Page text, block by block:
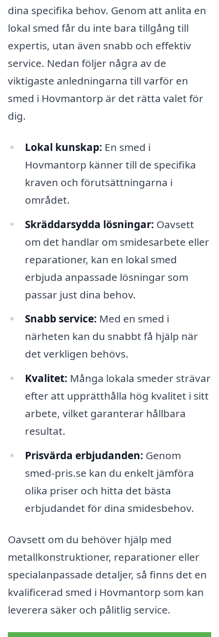
dina specifika behov. Genom att anlita en
lokal smed får du inte bara tillgång till
expertis, utan även snabb och effektiv
service. Nedan följer några av de
viktigaste anledningarna till varför en
smed i Hovmantorp är det rätta valet för
dig.
Lokal kunskap: En smed i
Hovmantorp känner till de specifika
kraven och förutsättningarna i
området.
Skräddarsydda lösningar: Oavsett
om det handlar om smidesarbete eller
reparationer, kan en lokal smed
erbjuda anpassade lösningar som
passar just dina behov.
Snabb service: Med en smed i
närheten kan du snabbt få hjälp när
det verkligen behövs.
Kvalitet: Många lokala smeder strävar
efter att upprätthålla hög kvalitet i sitt
arbete, vilket garanterar hållbara
resultat.
Prisvärda erbjudanden: Genom
smed-pris.se kan du enkelt jämföra
olika priser och hitta det bästa
erbjudandet för dina smidesbehov.
Oavsett om du behöver hjälp med
metallkonstruktioner, reparationer eller
specialanpassade detaljer, så finns det en
kvalificerad smed i Hovmantorp som kan
leverera säker och pålitlig service.